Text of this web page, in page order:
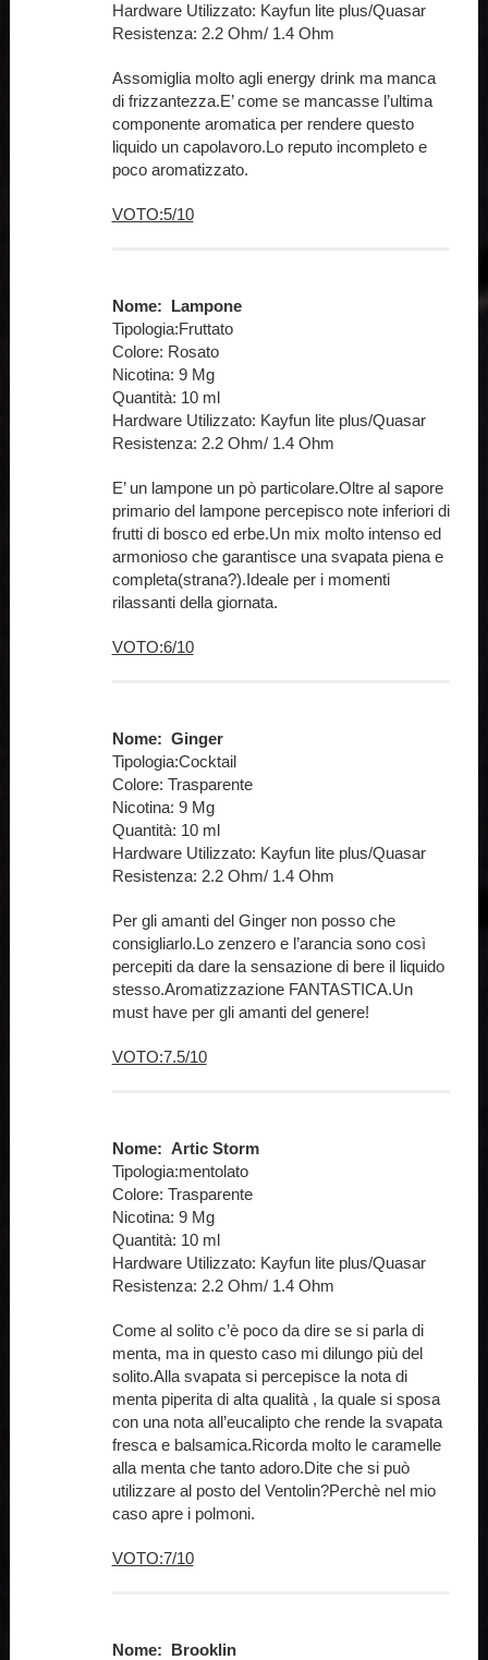
Hardware Utilizzato: Kayfun lite plus/Quasar
Resistenza: 2.2 Ohm/ 1.4 Ohm
Assomiglia molto agli energy drink ma manca
di frizzantezza.E’ come se mancasse l’ultima
componente aromatica per rendere questo
liquido un capolavoro.Lo reputo incompleto e
poco aromatizzato.
VOTO:5/10
Nome: Lampone
Tipologia:Fruttato
Colore: Rosato
Nicotina: 9 Mg
Quantità: 10 ml
Hardware Utilizzato: Kayfun lite plus/Quasar
Resistenza: 2.2 Ohm/ 1.4 Ohm
E’ un lampone un pò particolare.Oltre al sapore
primario del lampone percepisco note inferiori di
frutti di bosco ed erbe.Un mix molto intenso ed
armonioso che garantisce una svapata piena e
completa(strana?).Ideale per i momenti
rilassanti della giornata.
VOTO:6/10
Nome: Ginger
Tipologia:Cocktail
Colore: Trasparente
Nicotina: 9 Mg
Quantità: 10 ml
Hardware Utilizzato: Kayfun lite plus/Quasar
Resistenza: 2.2 Ohm/ 1.4 Ohm
Per gli amanti del Ginger non posso che
consigliarlo.Lo zenzero e l’arancia sono così
percepiti da dare la sensazione di bere il liquido
stesso.Aromatizzazione FANTASTICA.Un
must have per gli amanti del genere!
VOTO:7.5/10
Nome: Artic Storm
Tipologia:mentolato
Colore: Trasparente
Nicotina: 9 Mg
Quantità: 10 ml
Hardware Utilizzato: Kayfun lite plus/Quasar
Resistenza: 2.2 Ohm/ 1.4 Ohm
Come al solito c’è poco da dire se si parla di
menta, ma in questo caso mi dilungo più del
solito.Alla svapata si percepisce la nota di
menta piperita di alta qualità , la quale si sposa
con una nota all’eucalipto che rende la svapata
fresca e balsamica.Ricorda molto le caramelle
alla menta che tanto adoro.Dite che si può
utilizzare al posto del Ventolin?Perchè nel mio
caso apre i polmoni.
VOTO:7/10
Nome: Brooklin